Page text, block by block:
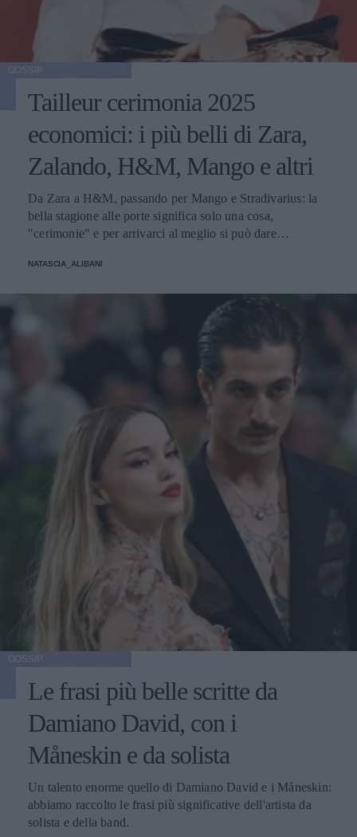
Tailleur cerimonia 2025
economici: i più belli di Zara,
Zalando, H&M, Mango e altri
Da Zara a H&M, passando per Mango e Stradivarius: la
bella stagione alle porte significa solo una cosa,
"cerimonie" e per arrivarci al meglio si può dare
NATASCIA_ALIBANI
Le frasi più belle scritte da
Damiano David, con i
Måneskin e da solista
Un talento enorme quello di Damiano David e i Måneskin:
abbiamo raccolto le frasi più significative dell'artista da
solista e della band.